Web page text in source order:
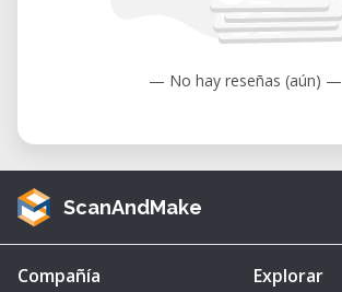
— No hay reseñas (aún) —
ScanAndMake
Compañía Explorar